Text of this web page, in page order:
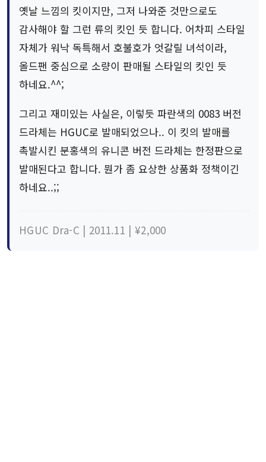
옛날 느낌의 킷이지만, 그저 나와준 것만으로도
감사해야 할 그런 류의 킷인 듯 합니다. 어차피 스타일
자체가 워낙 독특해서 호불호가 엇갈릴 녀석이라,
올드팬 중심으로 소량이 판매될 스타일의 킷인 듯
하네요.^^;
그리고 재미있는 사실은, 이렇듯 파란색의 0083 버전
드라체는 HGUC로 발매되었으나.. 이 킷의 발매를
촉발시킨 분홍색의 유니콘 버전 드라체는 한정판으로
발매된다고 합니다. 뭔가 좀 요상한 상품화 정책이긴
하네요..;;
HGUC Dra-C | 2011.11 | ¥2,000